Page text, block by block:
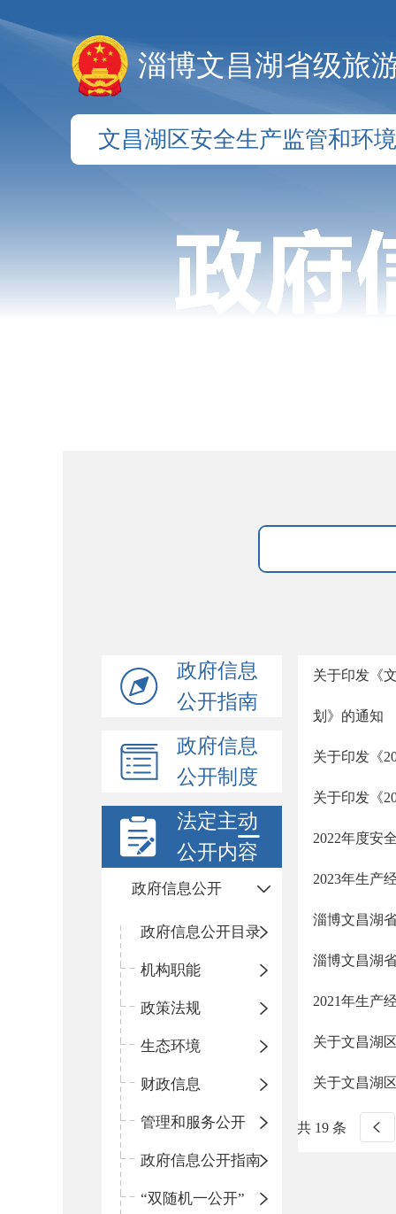
淄博文昌湖省级旅
文昌湖区安全生产监管和环
政府信息
公开指南
政府信息
公开制度
法定主动
公开内容
政府信息公开
政府信息公开目录
机构职能
政策法规
生态环境
财政信息
管理和服务公开
政府信息公开指南
“双随机一公开”
关于印发《
划》的通知
关于印发《
关于印发《
2022年度安
2023年生产
淄博文昌湖
淄博文昌湖
2021年生产
关于文昌湖
关于文昌湖
共 19 条